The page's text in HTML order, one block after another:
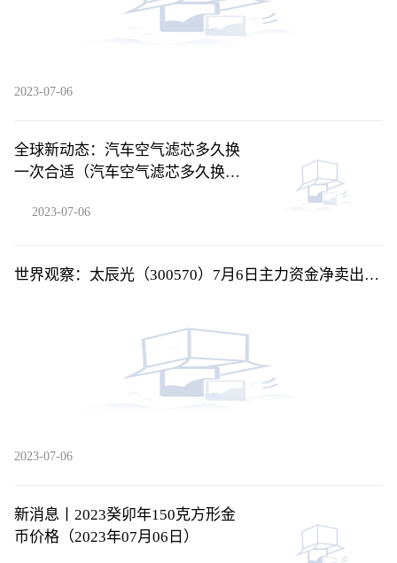
2023-07-06
全球新动态：汽车空气滤芯多久换
一次合适（汽车空气滤芯多久换一
2023-07-06
世界观察：太辰光（300570）7月6日主力资金净卖出
2023-07-06
新消息丨2023癸卯年150克方形金
币价格（2023年07月06日）